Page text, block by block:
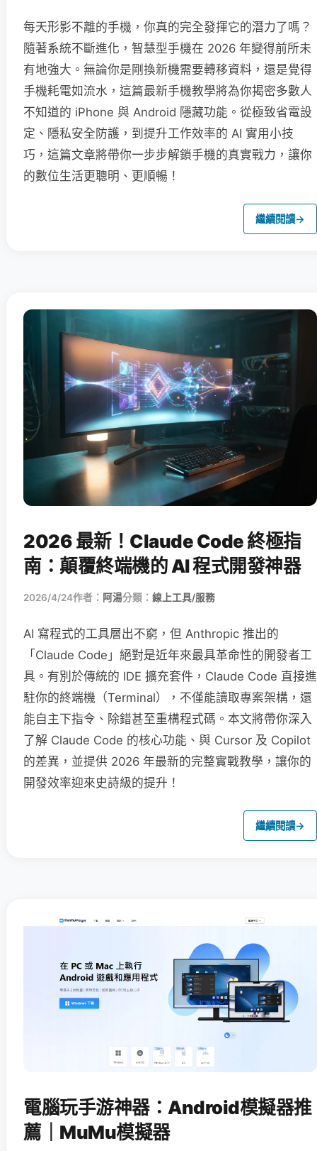
每天形影不離的手機，你真的完全發揮它的潛力了嗎？
隨著系統不斷進化，智慧型手機在 2026 年變得前所未
有地強大。無論你是剛換新機需要轉移資料，還是覺得
手機耗電如流水，這篇最新手機教學將為你揭密多數人
不知道的 iPhone 與 Android 隱藏功能。從極致省電設
定、隱私安全防護，到提升工作效率的 AI 實用小技
巧，這篇文章將帶你一步步解鎖手機的真實戰力，讓你
的數位生活更聰明、更順暢！
繼續閱讀→
2026 最新！Claude Code 終極指
南：顛覆終端機的 AI 程式開發神器
2026/4/24作者： 阿湯分類： 線上工具/服務
AI 寫程式的工具層出不窮，但 Anthropic 推出的
「Claude Code」絕對是近年來最具革命性的開發者工
具。有別於傳統的 IDE 擴充套件，Claude Code 直接進
駐你的終端機（Terminal），不僅能讀取專案架構，還
能自主下指令、除錯甚至重構程式碼。本文將帶你深入
了解 Claude Code 的核心功能、與 Cursor 及 Copilot
的差異，並提供 2026 年最新的完整實戰教學，讓你的
開發效率迎來史詩級的提升！
繼續閱讀→
電腦玩手游神器：Android模擬器推
薦｜MuMu模擬器